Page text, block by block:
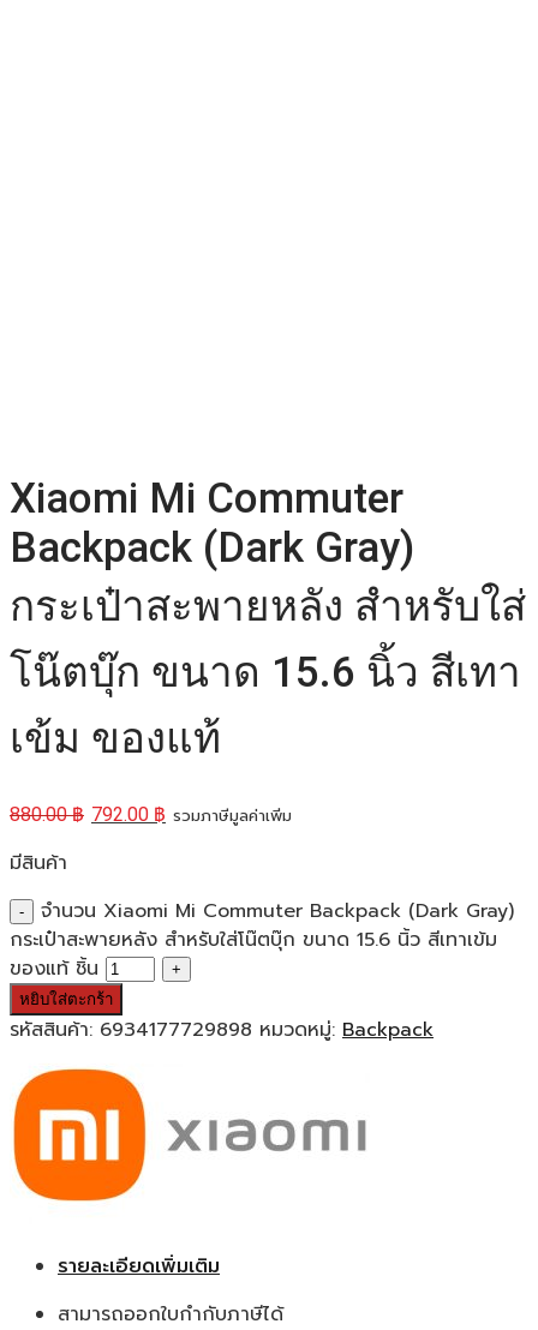
Xiaomi Mi Commuter
Backpack (Dark Gray)
กระเป๋าสะพายหลัง สำหรับใส่
โน๊ตบุ๊ก ขนาด 15.6 นิ้ว สีเทา
เข้ม ของแท้
880.00฿ 792.00 ฿ รวมภาษีมูลค่าเพิ่ม
มีสินค้า
จำนวน Xiaomi Mi Commuter Backpack (Dark Gray)
กระเป๋าสะพายหลัง สำหรับใส่โน๊ตบุ๊ก ขนาด 15.6 นิ้ว สีเทาเข้ม
ของแท้ ชิ้น
หยิบใส่ตะกร้า
รหัสสินค้า: 6934177729898 หมวดหมู่: Backpack
รายละเอียดเพิ่มเติม
สามารถออกใบกำกับภาษีได้